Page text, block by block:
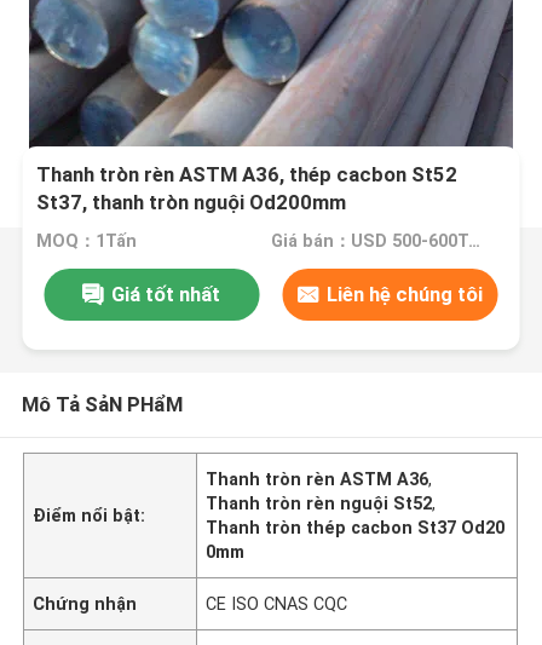
Thanh tròn rèn ASTM A36, thép cacbon St52
St37, thanh tròn nguội Od200mm
MOQ：1Tấn Giá bán：USD 500-600Ton
Giá tốt nhất Liên hệ chúng tôi
Mô Tả SảN PHẩM
Điểm nổi bật:
Thanh tròn rèn ASTM A36,
Thanh tròn rèn nguội St52,
Thanh tròn thép cacbon St37 Od20
0mm
Chứng nhận CE ISO CNAS CQC